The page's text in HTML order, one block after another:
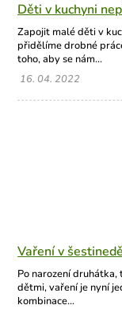
Děti v kuchyni
Zapojit malé děti v
přidělíme drobné
toho, aby se nám...
16. 04. 2022
Vaření v
Po narození
dětmi, vaření je nyní
kombinace...